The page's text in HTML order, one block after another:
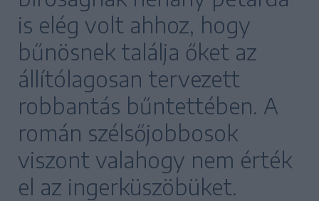
is elég volt ahhoz, hogy
bűnösnek találja őket az
állítólagosan tervezett
robbantás bűntettében. A
román szélsőjobbosok
viszont valahogy nem érték
el az ingerküszöbüket.